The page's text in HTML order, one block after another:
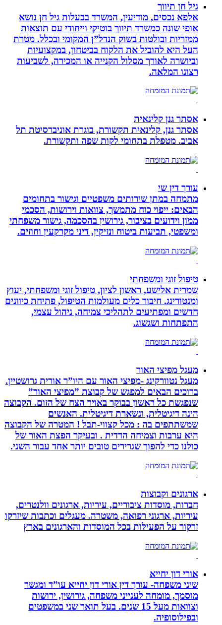
גיל חן תיווך
אלפא נכסים, מודיעין, המשרד בבעלות גיל חן נושא
אופי שונה כמשרד תיווך בוטיקי וייחודי עם תוצאות
ממזריות ובולטות בשוק הנדל”ן המקומי ובכלל. מטרת
העל היא להוביל את הלקוח בביטחון, במקצועיות
וביושרה לאורך מסלול הקנייה או המכירה, לשביעות
רצונו המלאה.
אסתר גנן קלינאית
אסתר גנן, קלינאית תקשורת, בוגרת אוניברסיטת תל
אביב. מטפלת בתחומי לקות שפה ותקשורת.
עורך דין שי
מתמחה במתן שירותים משפטיים וגישור בתחומים
הבאים: ייפוי כוח מתמשך, צוואות וירושות, הסכמי
ממון וידועים בציבור, גירושין בהסכמה, גישור משפחתי
ומשפטי, תביעות ביטוח ונזיקין, דיני מקרקעין וחוזים.
טיפול זוגי ומשפחתי
שמרית אלישע, ראשון לציון, טיפול זוגי ומשפחתי, יעוץ
ומנטורינג. חיבור כלים מעולמות הטיפול, פתיחת כיוונים
חדשים ומפתיעים לתהליכי צמיחה, ניהול עצמי,
התפתחות ושגשוג.
מעגל מפיצי האור
מעגל נטוורקינג -מפיצי האור עם היו”ר אורית גרושטיין.
ברוכים הבאים למפגש של קבוצת ”מפיצי האור”
שנפגשת כל ראשון בבוקר באויר הצח של הזום. הקבוצה
הינה דיגיטלית, ונשארת דיגיטלית. האנשים
שמשתתפים בה : מכל קצווי-תבל ! המטרה של הקבוצה
היא ערבות וצמיחה הדדית . ובעיקר הפצת האור של
כולנו כדי להפוך שגרירים טובים יותר אחד עבור השני.
ארגונים וקבוצות
חברות, מוסדות ציבוריים, עיריות, ארגונים וולנטרים,
עיריות, ארגוני רפואה, משטרה. מעגלים וכתבות שיזרקו
זרקור על הפעילות בכל המוסדות והארגונים בארץ
אורי דון יחייא
שיני משפחה- עורך דין אורי דון יחייא עו”ד ומגשר
מוסמך, מומחה לענייני משפחה, גירושין, ירושות
וצוואות מעל 15 שנים. בעל תואר שני במשפטים
ובפילוסופיה.